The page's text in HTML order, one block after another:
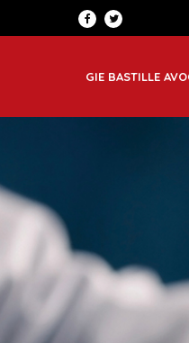
GIE BASTILLE